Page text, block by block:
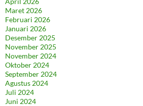
Maret 2026
Februari 2026
Januari 2026
Desember 2025
November 2025
November 2024
Oktober 2024
September 2024
Agustus 2024
Juli 2024
Juni 2024